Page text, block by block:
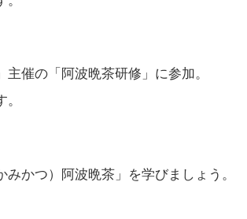
催の「阿波晩茶研修」に参加。
かつ）阿波晩茶」を学びましょう。